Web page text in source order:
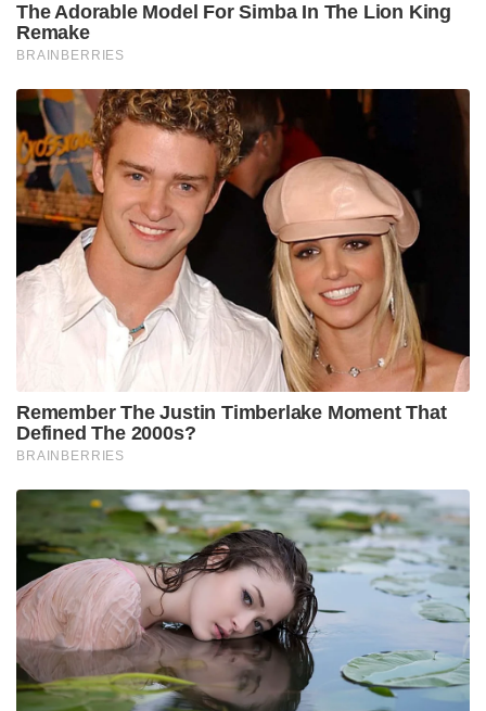
The Adorable Model For Simba In The Lion King
Remake
BRAINBERRIES
Remember The Justin Timberlake Moment That
Defined The 2000s?
BRAINBERRIES